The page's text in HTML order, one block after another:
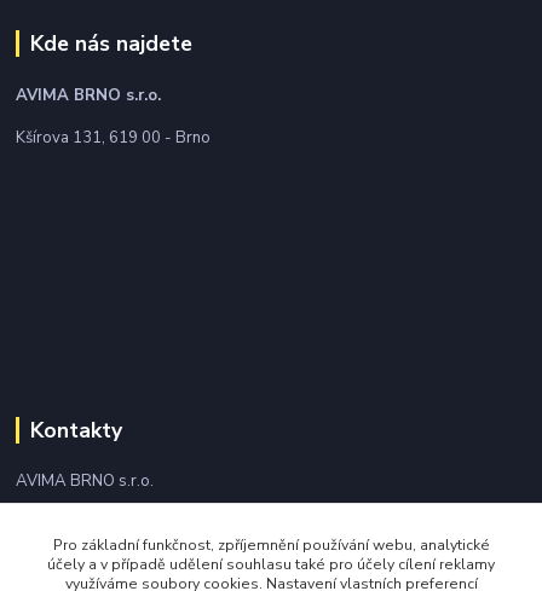
Kde nás najdete
AVIMA BRNO s.r.o.
Kšírova 131, 619 00 - Brno
Kontakty
AVIMA BRNO s.r.o.
+420 543 249 338
Pro základní funkčnost, zpříjemnění používání webu, analytické
účely a v případě udělení souhlasu také pro účely cílení reklamy
využíváme soubory cookies. Nastavení vlastních preferencí